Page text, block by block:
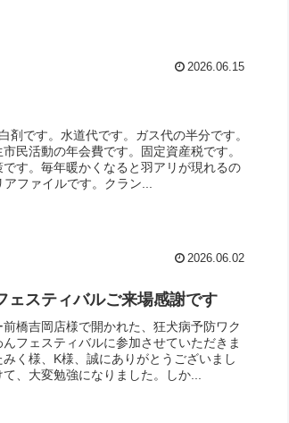
2026.06.15
剤です。水道代です。ガス代の半分です。
民活動の年会費です。固定資産税です。
す。毎年暖かくなると羽アリが現れるの
ファイルです。クラン...
2026.06.02
ェスティバルご来場感謝です
橋吉岡店様で開かれた、狂犬病予防ワク
フェスティバルに参加させていただきま
く様、K様、誠にありがとうございまし
、大変勉強になりました。しか...